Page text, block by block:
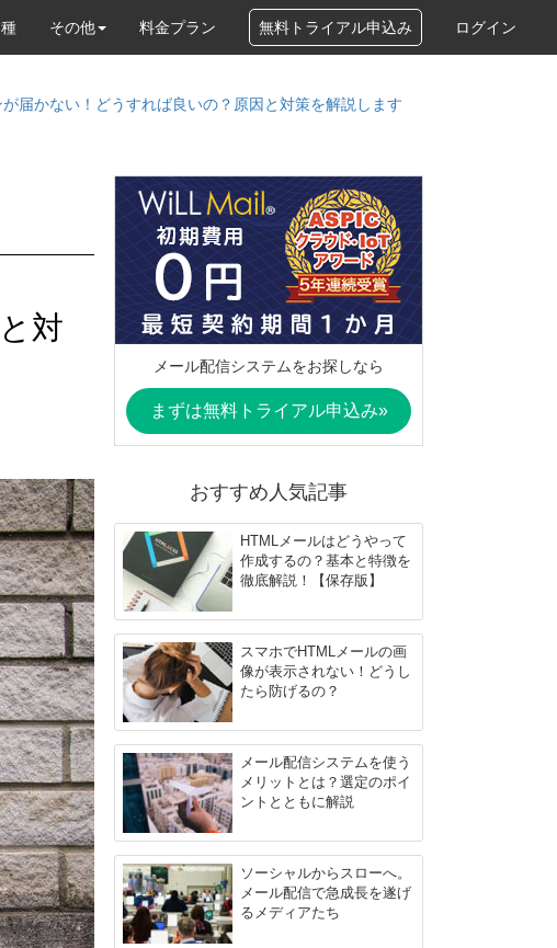
その他 料金プラン 無料トライアル申込み ログイン
が届かない！どうすれば良いの？原因と対策を解説します
対
メール配信システムをお探しなら
まずは無料トライアル申込み»
おすすめ人気記事
HTMLメールはどうやって
作成するの？基本と特徴を
徹底解説！【保存版】
スマホでHTMLメールの画
像が表示されない！どうし
たら防げるの？
メール配信システムを使う
メリットとは？選定のポイ
ントとともに解説
ソーシャルからスローへ。
メール配信で急成長を遂げ
るメディアたち